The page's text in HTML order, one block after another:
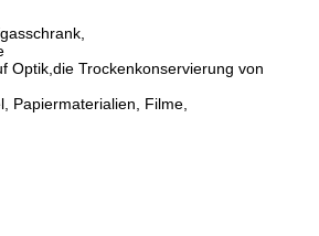
Optik,die Trockenkonservierung von
Papiermaterialien, Filme,